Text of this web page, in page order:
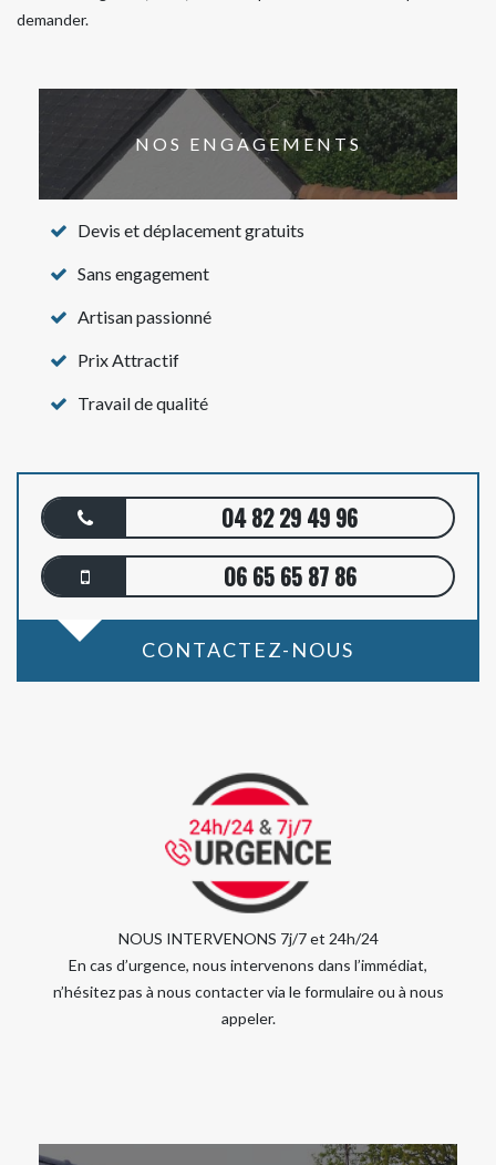
demander.
NOS ENGAGEMENTS
Devis et déplacement gratuits
Sans engagement
Artisan passionné
Prix Attractif
Travail de qualité
04 82 29 49 96
06 65 65 87 86
CONTACTEZ-NOUS
NOUS INTERVENONS 7j/7 et 24h/24
En cas d’urgence, nous intervenons dans l’immédiat,
n’hésitez pas à nous contacter via le formulaire ou à nous
appeler.